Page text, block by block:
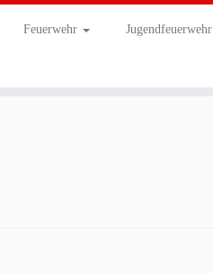
Feuerwehr Jugendfeuerwehr